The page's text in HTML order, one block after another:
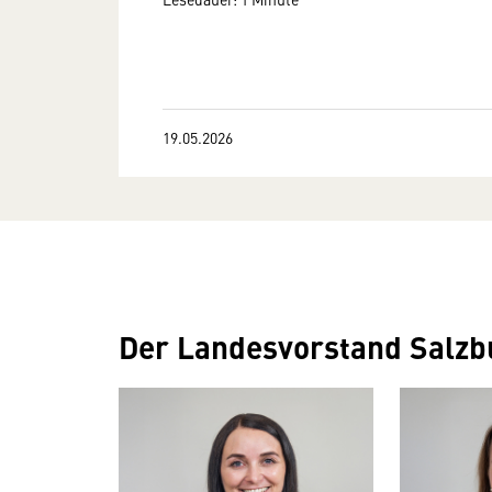
19.05.2026
Der Landesvorstand